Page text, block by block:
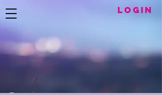
LogIN